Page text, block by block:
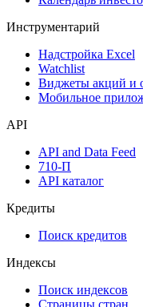
Инструментарий
Надстройка Excel
Watchlist
Виджеты акций и
Мобильное
API
API and Data Feed
710-П
API каталог
Кредиты
Поиск кредитов
Индексы
Поиск индексов
Страницы стран